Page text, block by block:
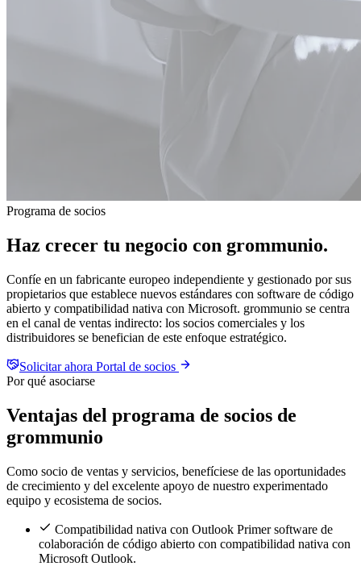
Programa de socios
Haz crecer tu negocio con grommunio.
Confíe en un fabricante europeo independiente y gestionado por sus
propietarios que establece nuevos estándares con software de código
abierto y compatibilidad nativa con Microsoft. grommunio se centra
en el canal de ventas indirecto: los socios comerciales y los
distribuidores se benefician de este enfoque estratégico.
Solicitar ahora Portal de socios
Por qué asociarse
Ventajas del programa de socios de
grommunio
Como socio de ventas y servicios, benefíciese de las oportunidades
de crecimiento y del excelente apoyo de nuestro experimentado
equipo y ecosistema de socios.
Compatibilidad nativa con Outlook Primer software de
colaboración de código abierto con compatibilidad nativa con
Microsoft Outlook.